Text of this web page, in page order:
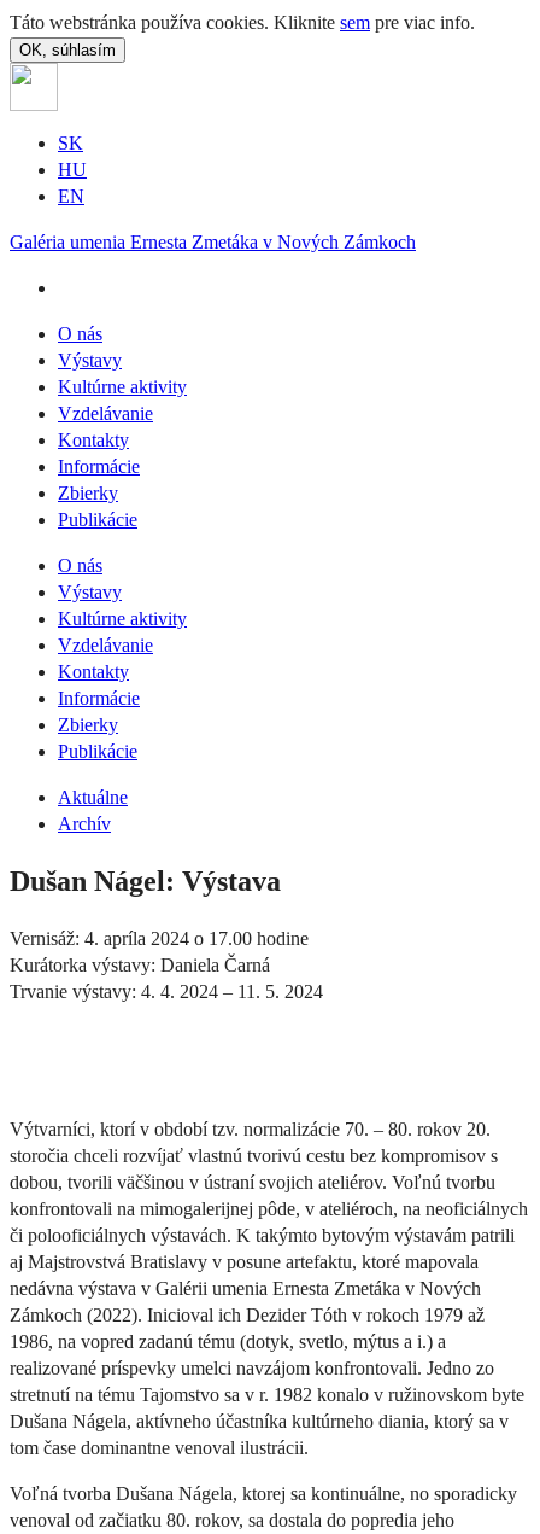
Táto webstránka používa cookies. Kliknite sem pre viac info.
OK, súhlasím
SK
HU
EN
Galéria umenia Ernesta Zmetáka v Nových Zámkoch
O nás
Výstavy
Kultúrne aktivity
Vzdelávanie
Kontakty
Informácie
Zbierky
Publikácie
O nás
Výstavy
Kultúrne aktivity
Vzdelávanie
Kontakty
Informácie
Zbierky
Publikácie
Aktuálne
Archív
Dušan Nágel: Výstava
Vernisáž: 4. apríla 2024 o 17.00 hodine
Kurátorka výstavy: Daniela Čarná
Trvanie výstavy: 4. 4. 2024 – 11. 5. 2024
Výtvarníci, ktorí v období tzv. normalizácie 70. – 80. rokov 20.
storočia chceli rozvíjať vlastnú tvorivú cestu bez kompromisov s
dobou, tvorili väčšinou v ústraní svojich ateliérov. Voľnú tvorbu
konfrontovali na mimogalerijnej pôde, v ateliéroch, na neoficiálnych
či polooficiálnych výstavách. K takýmto bytovým výstavám patrili
aj Majstrovstvá Bratislavy v posune artefaktu, ktoré mapovala
nedávna výstava v Galérii umenia Ernesta Zmetáka v Nových
Zámkoch (2022). Inicioval ich Dezider Tóth v rokoch 1979 až
1986, na vopred zadanú tému (dotyk, svetlo, mýtus a i.) a
realizované príspevky umelci navzájom konfrontovali. Jedno zo
stretnutí na tému Tajomstvo sa v r. 1982 konalo v ružinovskom byte
Dušana Nágela, aktívneho účastníka kultúrneho diania, ktorý sa v
tom čase dominantne venoval ilustrácii.
Voľná tvorba Dušana Nágela, ktorej sa kontinuálne, no sporadicky
venoval od začiatku 80. rokov, sa dostala do popredia jeho